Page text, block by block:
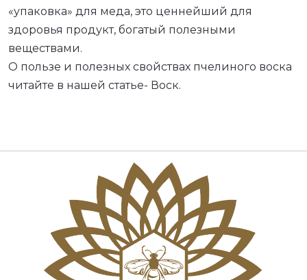
«упаковка» для меда, это ценнейший для
здоровья продукт, богатый полезными
веществами.
O пользе и полезных свойствах пчелиного воска
читайте в нашей статье- Воск.